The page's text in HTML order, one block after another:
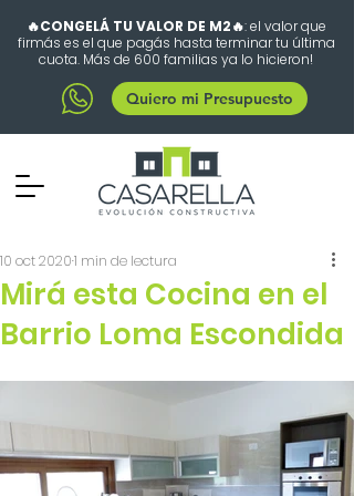
🔥CONGELÁ TU VALOR DE M2🔥: el valor que
firmás es el que pagás hasta terminar tu última
cuota. Más de 600 familias ya lo hicieron!
Quiero mi Presupuesto
Mirá esta Cocina en el
Barrio Loma Escondida
10 oct 20201 min de lectura